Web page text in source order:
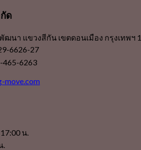
ด
ฒนา แขวงสีกัน เขตดอนเมือง กรุงเทพฯ
6626-27
465-6263
move.com
น.
.